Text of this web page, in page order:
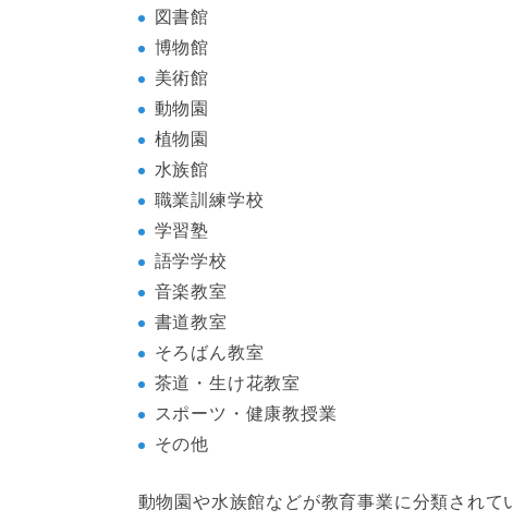
図書館
博物館
美術館
動物園
植物園
水族館
職業訓練学校
学習塾
語学学校
音楽教室
書道教室
そろばん教室
茶道・生け花教室
スポーツ・健康教授業
その他
動物園や水族館などが教育事業に分類されて